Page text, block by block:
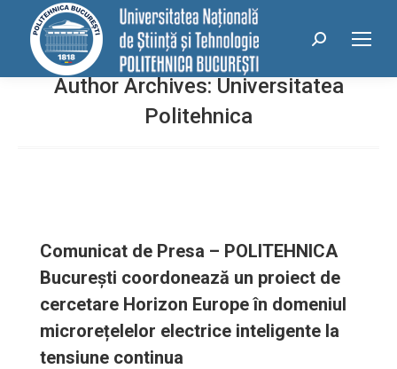
conținut
Search:
Author Archives: Universitatea
Politehnica
Comunicat de Presa – POLITEHNICA
București coordonează un proiect de
cercetare Horizon Europe în domeniul
microrețelelor electrice inteligente la
tensiune continua